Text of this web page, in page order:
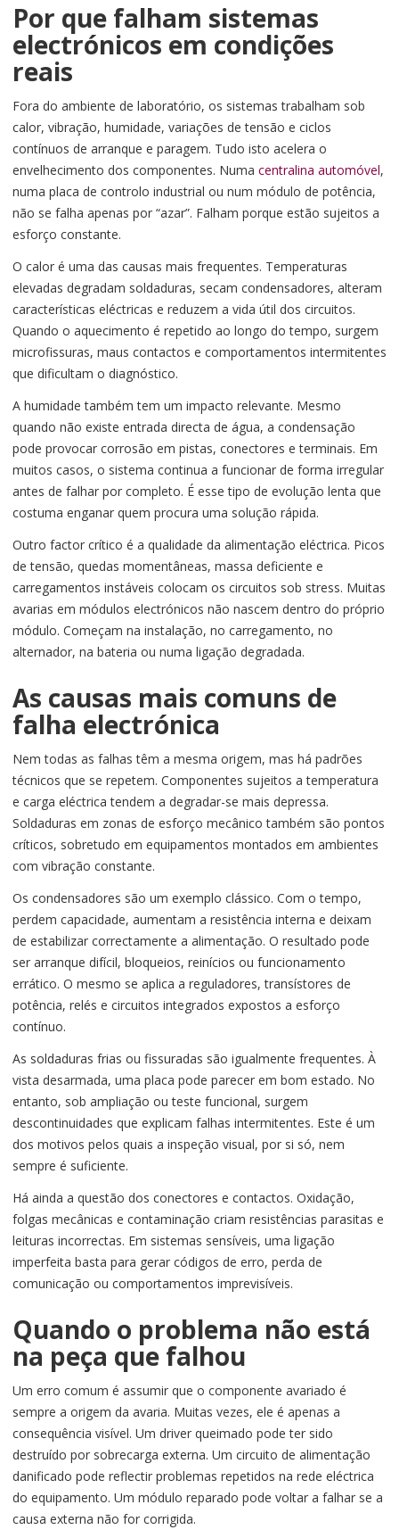
Por que falham sistemas
electrónicos em condições
reais
Fora do ambiente de laboratório, os sistemas trabalham sob
calor, vibração, humidade, variações de tensão e ciclos
contínuos de arranque e paragem. Tudo isto acelera o
envelhecimento dos componentes. Numa centralina automóvel,
numa placa de controlo industrial ou num módulo de potência,
não se falha apenas por “azar”. Falham porque estão sujeitos a
esforço constante.
O calor é uma das causas mais frequentes. Temperaturas
elevadas degradam soldaduras, secam condensadores, alteram
características eléctricas e reduzem a vida útil dos circuitos.
Quando o aquecimento é repetido ao longo do tempo, surgem
microfissuras, maus contactos e comportamentos intermitentes
que dificultam o diagnóstico.
A humidade também tem um impacto relevante. Mesmo
quando não existe entrada directa de água, a condensação
pode provocar corrosão em pistas, conectores e terminais. Em
muitos casos, o sistema continua a funcionar de forma irregular
antes de falhar por completo. É esse tipo de evolução lenta que
costuma enganar quem procura uma solução rápida.
Outro factor crítico é a qualidade da alimentação eléctrica. Picos
de tensão, quedas momentâneas, massa deficiente e
carregamentos instáveis colocam os circuitos sob stress. Muitas
avarias em módulos electrónicos não nascem dentro do próprio
módulo. Começam na instalação, no carregamento, no
alternador, na bateria ou numa ligação degradada.
As causas mais comuns de
falha electrónica
Nem todas as falhas têm a mesma origem, mas há padrões
técnicos que se repetem. Componentes sujeitos a temperatura
e carga eléctrica tendem a degradar-se mais depressa.
Soldaduras em zonas de esforço mecânico também são pontos
críticos, sobretudo em equipamentos montados em ambientes
com vibração constante.
Os condensadores são um exemplo clássico. Com o tempo,
perdem capacidade, aumentam a resistência interna e deixam
de estabilizar correctamente a alimentação. O resultado pode
ser arranque difícil, bloqueios, reinícios ou funcionamento
errático. O mesmo se aplica a reguladores, transístores de
potência, relés e circuitos integrados expostos a esforço
contínuo.
As soldaduras frias ou fissuradas são igualmente frequentes. À
vista desarmada, uma placa pode parecer em bom estado. No
entanto, sob ampliação ou teste funcional, surgem
descontinuidades que explicam falhas intermitentes. Este é um
dos motivos pelos quais a inspeção visual, por si só, nem
sempre é suficiente.
Há ainda a questão dos conectores e contactos. Oxidação,
folgas mecânicas e contaminação criam resistências parasitas e
leituras incorrectas. Em sistemas sensíveis, uma ligação
imperfeita basta para gerar códigos de erro, perda de
comunicação ou comportamentos imprevisíveis.
Quando o problema não está
na peça que falhou
Um erro comum é assumir que o componente avariado é
sempre a origem da avaria. Muitas vezes, ele é apenas a
consequência visível. Um driver queimado pode ter sido
destruído por sobrecarga externa. Um circuito de alimentação
danificado pode reflectir problemas repetidos na rede eléctrica
do equipamento. Um módulo reparado pode voltar a falhar se a
causa externa não for corrigida.